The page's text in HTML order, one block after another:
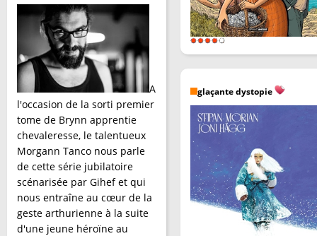
A
l'occasion de la sorti premier
tome de Brynn apprentie
chevaleresse, le talentueux
Morgann Tanco nous parle
de cette série jubilatoire
scénarisée par Gihef et qui
nous entraîne au cœur de la
geste arthurienne à la suite
d'une jeune héroïne au
glaçante dystopie